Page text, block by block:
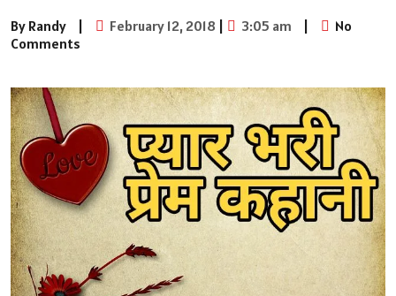
By Randy | February 12, 2018 | 3:05 am |
No
Comments